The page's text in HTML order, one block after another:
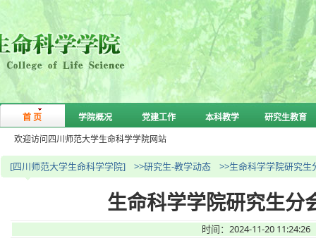
首 页 学院概况 党建工作 本科教学 研究生教育
欢迎访问四川师范大学生命科学学院网站
[四川师范大学生命科学学院] >>研究生-教学动态 >>生命科学学院研究生
生命科学学院研究生分
时间：2024-11-20